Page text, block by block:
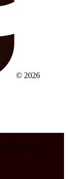
© 2026
!=